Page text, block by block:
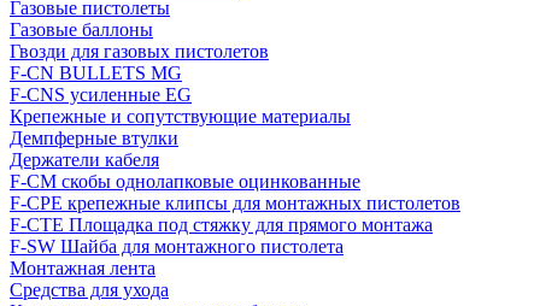
Газовые пистолеты
Газовые баллоны
Гвозди для газовых пистолетов
F-CN BULLETS MG
F-CNS усиленные EG
Крепежные и сопутствующие материалы
Демпферные втулки
Держатели кабеля
F-CM скобы однолапковые оцинкованные
F-CPE крепежные клипсы для монтажных пистолетов
F-CTE Площадка под стяжку для прямого монтажа
F-SW Шайба для монтажного пистолета
Монтажная лента
Средства для ухода